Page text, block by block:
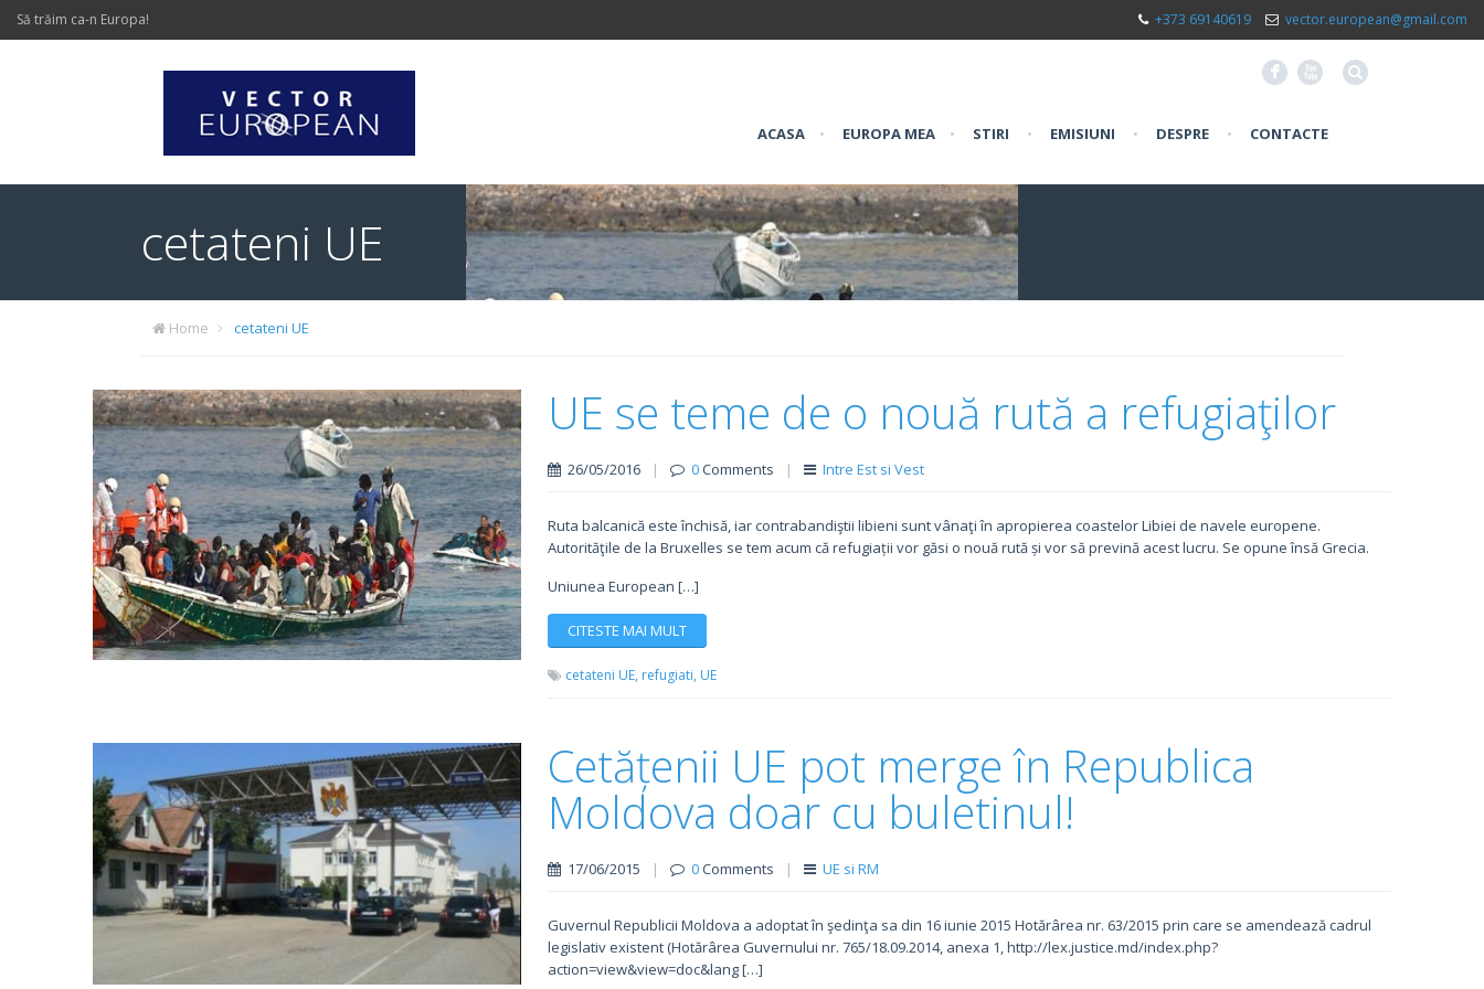
Să trăim ca-n Europa! +373 69140619 vector.european@gmail.com
F X
ACASA • EUROPA MEA • STIRI • EMISIUNI • DESPRE • CONTACTE
cetateni UE
Home cetateni UE
UE se teme de o nouă rută a refugiaţilor
26/05/2016 | 0Comments | Intre Est si Vest
Ruta balcanică este închisă, iar contrabandiştii libieni sunt vânaţi în apropierea coastelor Libiei de navele europene.
Autorităţile de la Bruxelles se tem acum că refugiații vor găsi o nouă rută și vor să prevină acest lucru. Se opune însă Grecia.
Uniunea European […]
CITESTE MAI MULT
cetateni UE, refugiati, UE
Cetățenii UE pot merge în Republica
Moldova doar cu buletinul!
17/06/2015 | 0Comments | UE si RM
Guvernul Republicii Moldova a adoptat în şedinţa sa din 16 iunie 2015 Hotărârea nr. 63/2015 prin care se amendează cadrul
legislativ existent (Hotărârea Guvernului nr. 765/18.09.2014, anexa 1, http://lex.justice.md/index.php?
action=view&view=doc&lang […]